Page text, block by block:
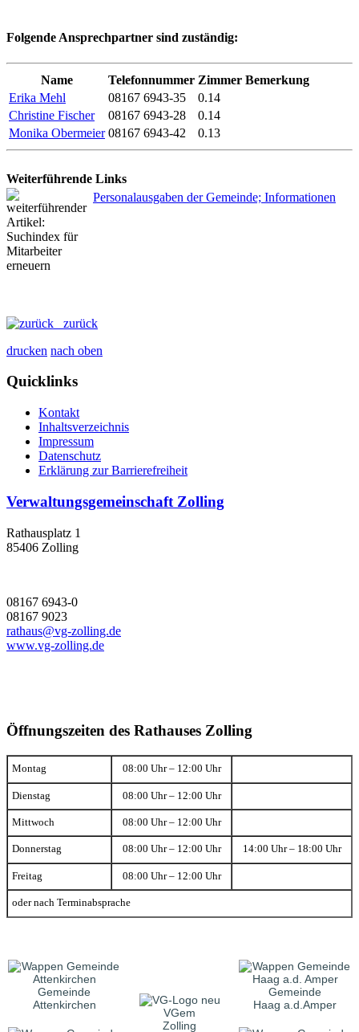
Folgende Ansprechpartner sind zuständig:
Name Telefonnummer Zimmer Bemerkung
Erika Mehl
08167 6943-35
0.14
Christine Fischer
08167 6943-28
0.14
Monika Obermeier 08167 6943-42 0.13
Weiterführende Links
Personalausgaben der Gemeinde; Informationen
zurück
drucken nach oben
Quicklinks
Kontakt
Inhaltsverzeichnis
Impressum
Datenschutz
Erklärung zur Barrierefreiheit
Verwaltungsgemeinschaft Zolling
Rathausplatz 1
85406 Zolling
08167 6943-0
08167 9023
rathaus@vg-zolling.de
www.vg-zolling.de
Öffnungszeiten des Rathauses Zolling
Montag 08:00 Uhr – 12:00 Uhr
Dienstag 08:00 Uhr – 12:00 Uhr
Mittwoch 08:00 Uhr – 12:00 Uhr
Donnerstag 08:00 Uhr – 12:00 Uhr 14:00 Uhr – 18:00 Uhr
Freitag 08:00 Uhr – 12:00 Uhr
oder nach Terminabsprache
Gemeinde
Attenkirchen
VGem
Zolling
Gemeinde
Haag a.d.Amper